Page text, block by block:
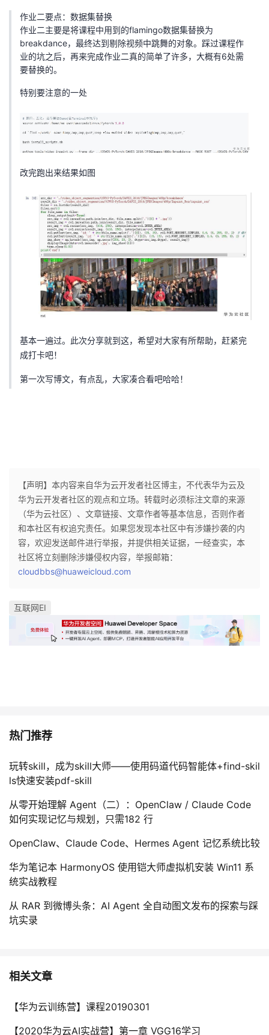
作业二要点：数据集替换
作业二主要是将课程中用到的flamingo数据集替换为
breakdance，最终达到剔除视频中跳舞的对象。踩过课程作
业的坑之后，再来完成作业二真的简单了许多，大概有6处需
要替换的。
特别要注意的一处
改完跑出来结果如图
基本一遍过。此次分享就到这，希望对大家有所帮助，赶紧完
成打卡吧！
第一次写博文，有点乱，大家凑合看吧哈哈！
【声明】本内容来自华为云开发者社区博主，不代表华为云及
华为云开发者社区的观点和立场。转载时必须标注文章的来源
（华为云社区）、文章链接、文章作者等基本信息，否则作者
和本社区有权追究责任。如果您发现本社区中有涉嫌抄袭的内
容，欢迎发送邮件进行举报，并提供相关证据，一经查实，本
社区将立刻删除涉嫌侵权内容，举报邮箱：
cloudbbs@huaweicloud.com
互联网EI
热门推荐
玩转skill，成为skill大师——使用码道代码智能体+find-skil
ls快速安装pdf-skill
从零开始理解 Agent（二）：OpenClaw / Claude Code
如何实现记忆与规划，只需182 行
OpenClaw、Claude Code、Hermes Agent 记忆系统比较
华为笔记本 HarmonyOS 使用铠大师虚拟机安装 Win11 系
统实战教程
从 RAR 到微博头条：AI Agent 全自动图文发布的探索与踩
坑实录
相关文章
【华为云训练营】课程20190301
【2020华为云AI实战营】第一章 VGG16学习